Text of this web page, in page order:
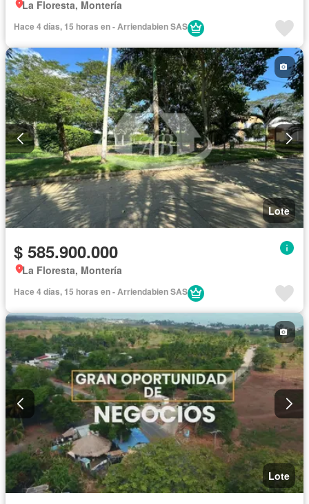
La Floresta, Montería
Hace 4 días, 15 horas en - Arriendabien SAS
Lote
$ 585.900.000
La Floresta, Montería
Hace 4 días, 15 horas en - Arriendabien SAS
Lote